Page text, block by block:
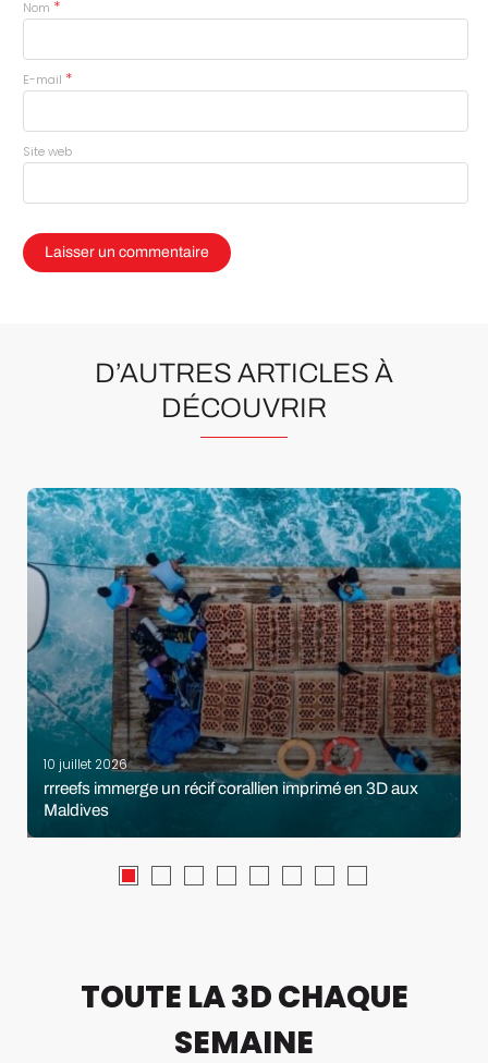
Nom *
E-mail *
Site web
D’AUTRES ARTICLES À
DÉCOUVRIR
10 juillet 2026
rrreefs immerge un récif corallien imprimé en 3D aux
Maldives
TOUTE LA 3D CHAQUE
SEMAINE